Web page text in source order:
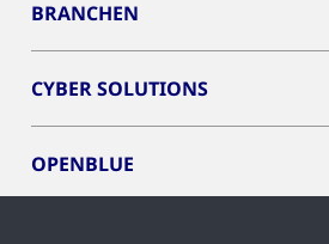
BRANCHEN
CYBER SOLUTIONS
OPENBLUE